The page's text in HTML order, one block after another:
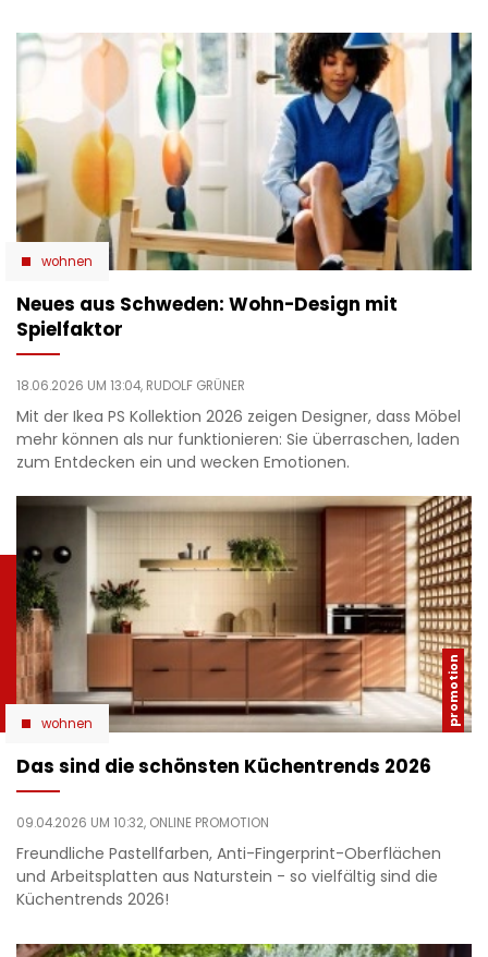
wohnen
Neues aus Schweden: Wohn-Design mit
Spielfaktor
18.06.2026 UM 13:04, RUDOLF GRÜNER
Mit der Ikea PS Kollektion 2026 zeigen Designer, dass Möbel
mehr können als nur funktionieren: Sie überraschen, laden
zum Entdecken ein und wecken Emotionen.
wohnen
Das sind die schönsten Küchentrends 2026
09.04.2026 UM 10:32, ONLINE PROMOTION
Freundliche Pastellfarben, Anti-Fingerprint-Oberflächen
und Arbeitsplatten aus Naturstein - so vielfältig sind die
Küchentrends 2026!